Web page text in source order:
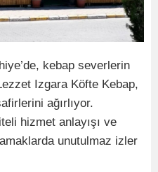
kebap severlerin
Izgara Köfte Kebap,
ağırlıyor.
hizmet anlayışı ve
unutulmaz izler